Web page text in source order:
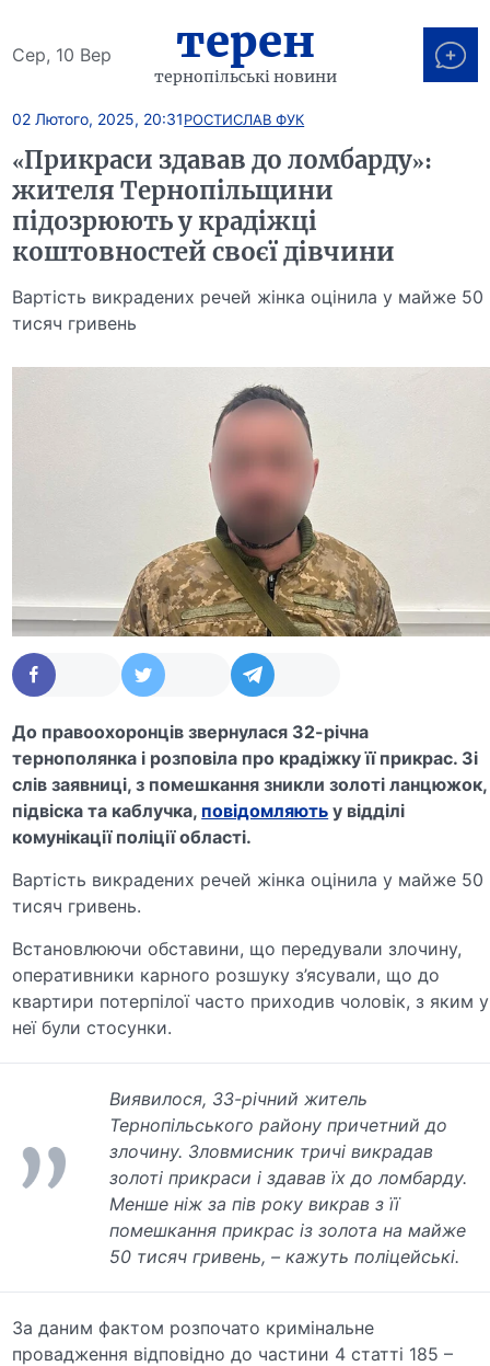
Сер, 10 Вер терен
тернопільські новини
02 Лютого, 2025, 20:31РОСТИСЛАВ ФУК
«Прикраси здавав до ломбарду»:
жителя Тернопільщини
підозрюють у крадіжці
коштовностей своєї дівчини
Вартість викрадених речей жінка оцінила у майже 50
тисяч гривень
До правоохоронців звернулася 32-річна
тернополянка і розповіла про крадіжку її прикрас. Зі
слів заявниці, з помешкання зникли золоті ланцюжок,
підвіска та каблучка, повідомляють у відділі
комунікації поліції області.
Вартість викрадених речей жінка оцінила у майже 50
тисяч гривень.
Встановлюючи обставини, що передували злочину,
оперативники карного розшуку з’ясували, що до
квартири потерпілої часто приходив чоловік, з яким у
неї були стосунки.
Виявилося, 33-річний житель
Тернопільського району причетний до
злочину. Зловмисник тричі викрадав
золоті прикраси і здавав їх до ломбарду.
Менше ніж за пів року викрав з її
помешкання прикрас із золота на майже
50 тисяч гривень, – кажуть поліцейські.
За даним фактом розпочато кримінальне
провадження відповідно до частини 4 статті 185 –